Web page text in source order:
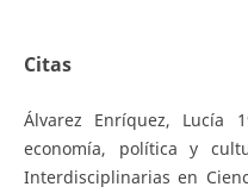
Citas
Álvarez Enríquez, Lucía
economía, política y
Interdisciplinarias en